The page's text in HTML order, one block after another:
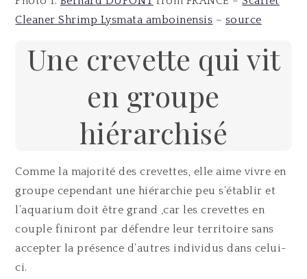
Cleaner Shrimp Lysmata amboinensis – source
Une crevette qui vit
en groupe
hiérarchisé
Comme la majorité des crevettes, elle aime vivre en
groupe cependant une hiérarchie peu s’établir et
l’aquarium doit être grand ,car les crevettes en
couple finiront par défendre leur territoire sans
accepter la présence d’autres individus dans celui-
ci.